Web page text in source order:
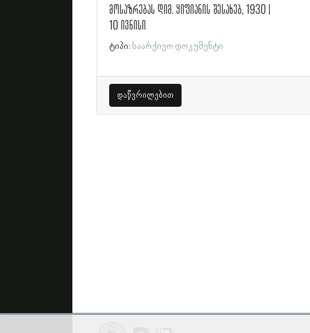
მოსაზრებას დიმ. ყიფიანის შესახებ, 1930 |
10 ივნისი
ტიპი: საარქივო დოკუმენტი
დაწვრილებით